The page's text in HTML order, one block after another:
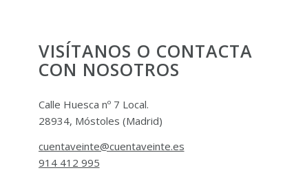
VISÍTANOS O CONTACTA
CON NOSOTROS
Calle Huesca nº 7 Local.
28934, Móstoles (Madrid)
cuentaveinte@cuentaveinte.es
914 412 995